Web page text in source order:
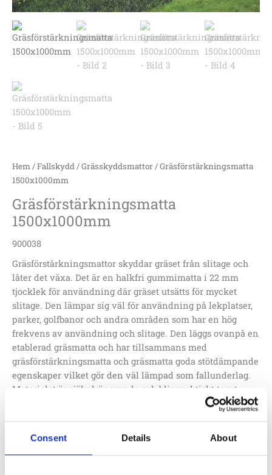
Consent Details About
Hem/Fallskydd/Grässkyddsmattor/ Gräsförstärkningsmatta
1500x1000mm
Gräsförstärkningsmatta
1500x1000mm
900038
Gräsförstärkningsmattor skyddar gräset från slitage och
låter det växa. Det är en halkfri gummimatta i 22 mm
tjocklek för användning där gräset utsätts för mycket
slitage. Den lämpar sig väl för användning på lekplatser,
parker, golfbanor och andra områden som har en hög
frekvens av användning och slitage. Den läggs ovanpå en
etablerad gräsmatta och har tillsammans med
gräsförstärkningsmatta och gräsmatta goda stötdämpande
egenskaper vilket gör den väl lämpad som fallunderlag.
Materialet är självdränerande och blir praktiskt taget
gräs.